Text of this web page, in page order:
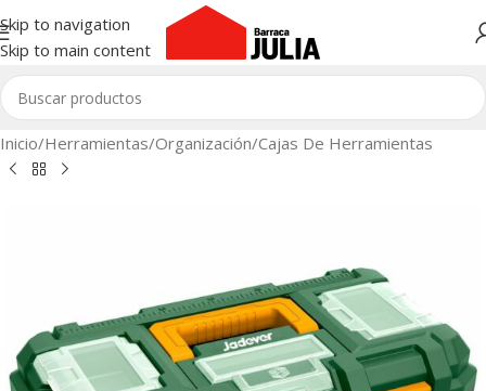
Skip to navigation
Skip to main content
Inicio/Herramientas/Organización/Cajas De Herramientas